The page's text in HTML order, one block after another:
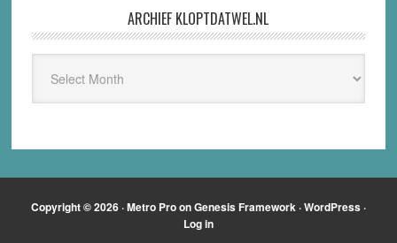
ARCHIEF KLOPTDATWEL.NL
Kloptdatwel.nl
Copyright © 2026 ·Metro ProonGenesis Framework ·WordPress ·
Log in